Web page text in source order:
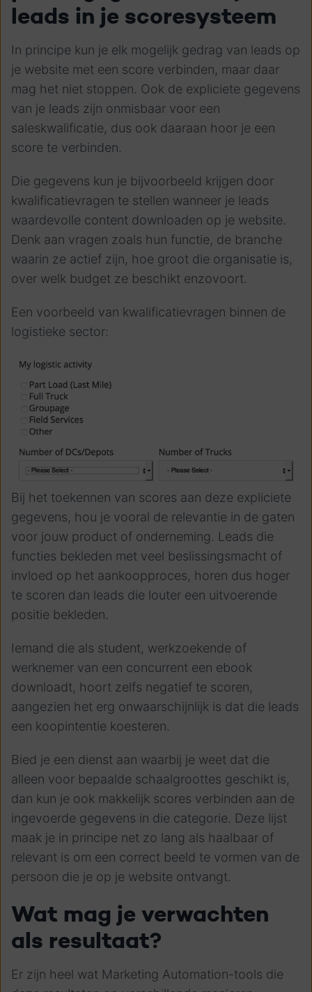
leads in je scoresysteem
In principe kun je elk mogelijk gedrag van leads op
je website met een score verbinden, maar daar
mag het niet stoppen. Ook de expliciete gegevens
van je leads zijn onmisbaar voor een
saleskwalificatie, dus ook daaraan hoor je een
score te verbinden.
Die gegevens kun je bijvoorbeeld krijgen door
kwalificatievragen te stellen wanneer je leads
waardevolle content downloaden op je website.
Denk aan vragen zoals hun functie, de branche
waarin ze actief zijn, hoe groot die organisatie is,
over welk budget ze beschikt enzovoort.
Een voorbeeld van kwalificatievragen binnen de
logistieke sector:
Bij het toekennen van scores aan deze expliciete
gegevens, hou je vooral de relevantie in de gaten
voor jouw product of onderneming. Leads die
functies bekleden met veel beslissingsmacht of
invloed op het aankoopproces, horen dus hoger
te scoren dan leads die louter een uitvoerende
positie bekleden.
Iemand die als student, werkzoekende of
werknemer van een concurrent een ebook
downloadt, hoort zelfs negatief te scoren,
aangezien het erg onwaarschijnlijk is dat die leads
een koopintentie koesteren.
Bied je een dienst aan waarbij je weet dat die
alleen voor bepaalde schaalgroottes geschikt is,
dan kun je ook makkelijk scores verbinden aan de
ingevoerde gegevens in die categorie. Deze lijst
maak je in principe net zo lang als haalbaar of
relevant is om een correct beeld te vormen van de
persoon die je op je website ontvangt.
Wat mag je verwachten
als resultaat?
Er zijn heel wat Marketing Automation-tools die